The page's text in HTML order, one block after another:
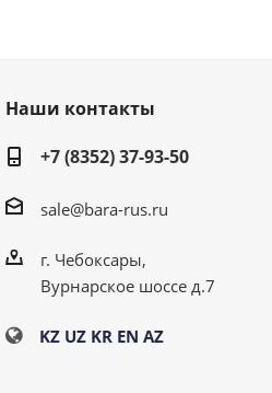
Наши контакты
+7 (8352) 37-93-50
sale@bara-rus.ru
г. Чебоксары,
Вурнарское шоссе д.7
KZ UZ KR EN AZ